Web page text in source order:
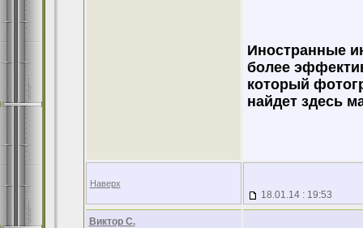
Иностранные
более
который
найдет здесь
Наверх
18.01.14 : 19:53
Виктор С.